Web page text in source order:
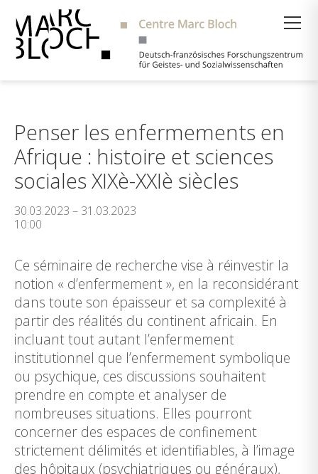
Penser les enfermements en
Afrique : histoire et sciences
sociales XIXè-XXIè siècles
30.03.2023 – 31.03.2023
10:00
Ce séminaire de recherche vise à réinvestir la
notion « d’enfermement », en la reconsidérant
dans toute son épaisseur et sa complexité à
partir des réalités du continent africain. En
incluant tout autant l’enfermement
institutionnel que l’enfermement symbolique
ou psychique, ces discussions souhaitent
prendre en compte et analyser de
nombreuses situations. Elles pourront
concerner des espaces de confinement
strictement délimités et identifiables, à l’image
des hôpitaux (psychiatriques ou généraux),